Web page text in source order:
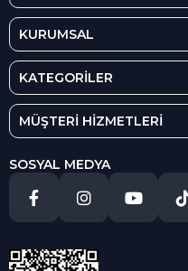
KURUMSAL
KATEGORİLER
MÜŞTERİ HİZMETLERİ
SOSYAL MEDYA